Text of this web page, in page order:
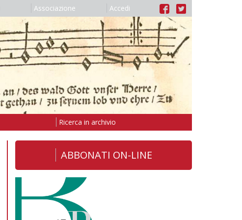
Associazione Accedi
Ricerca in archivio
ABBONATI ON-LINE